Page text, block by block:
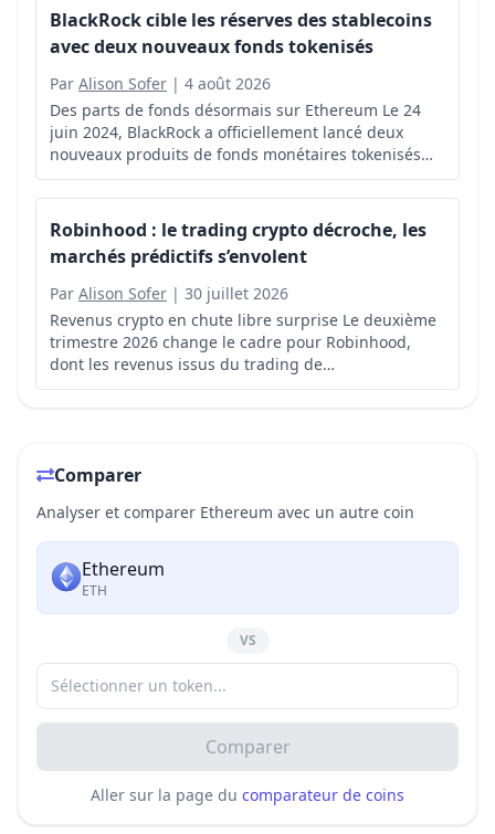
BlackRock cible les réserves des stablecoins
avec deux nouveaux fonds tokenisés
Par Alison Sofer | 4 août 2026
Des parts de fonds désormais sur Ethereum Le 24
juin 2024, BlackRock a officiellement lancé deux
nouveaux produits de fonds monétaires tokenisés
destinés à servir de réserves pour les émetteurs de
stablecoins.
Robinhood : le trading crypto décroche, les
marchés prédictifs s’envolent
Par Alison Sofer | 30 juillet 2026
Revenus crypto en chute libre surprise Le deuxième
trimestre 2026 change le cadre pour Robinhood,
dont les revenus issus du trading de
cryptomonnaies ont plongé de 38 % sur un an.
Comparer
Analyser et comparer Ethereum avec un autre coin
Ethereum
ETH
VS
Comparer
Aller sur la page du comparateur de coins